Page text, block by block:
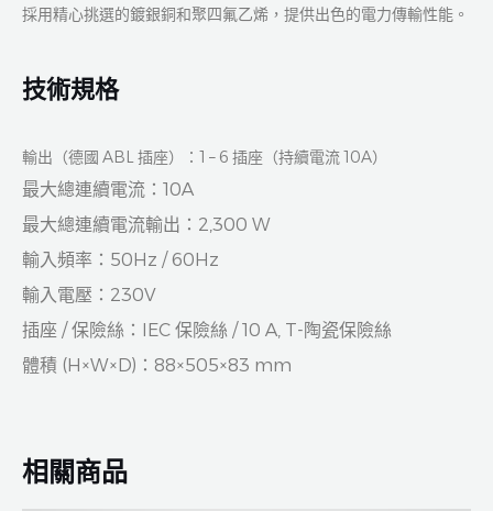
採用精心挑選的鍍銀銅和聚四氟乙烯，提供出色的電力傳輸性能。
技術規格
輸出（德國 ABL 插座）：1 – 6 插座（持續電流 10A）
最大總連續電流：10A
最大總連續電流輸出：2,300 W
輸入頻率：50Hz / 60Hz
輸入電壓：230V
插座 / 保險絲：IEC 保險絲 / 10 A, T-陶瓷保險絲
體積 (H×W×D)：88×505×83 mm
相關商品